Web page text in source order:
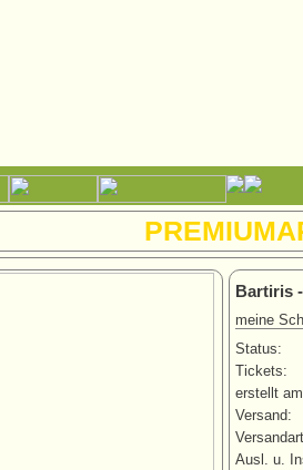
Bartiris
meine
Status:
Tickets:
erstellt
Versand:
Ausl. u.